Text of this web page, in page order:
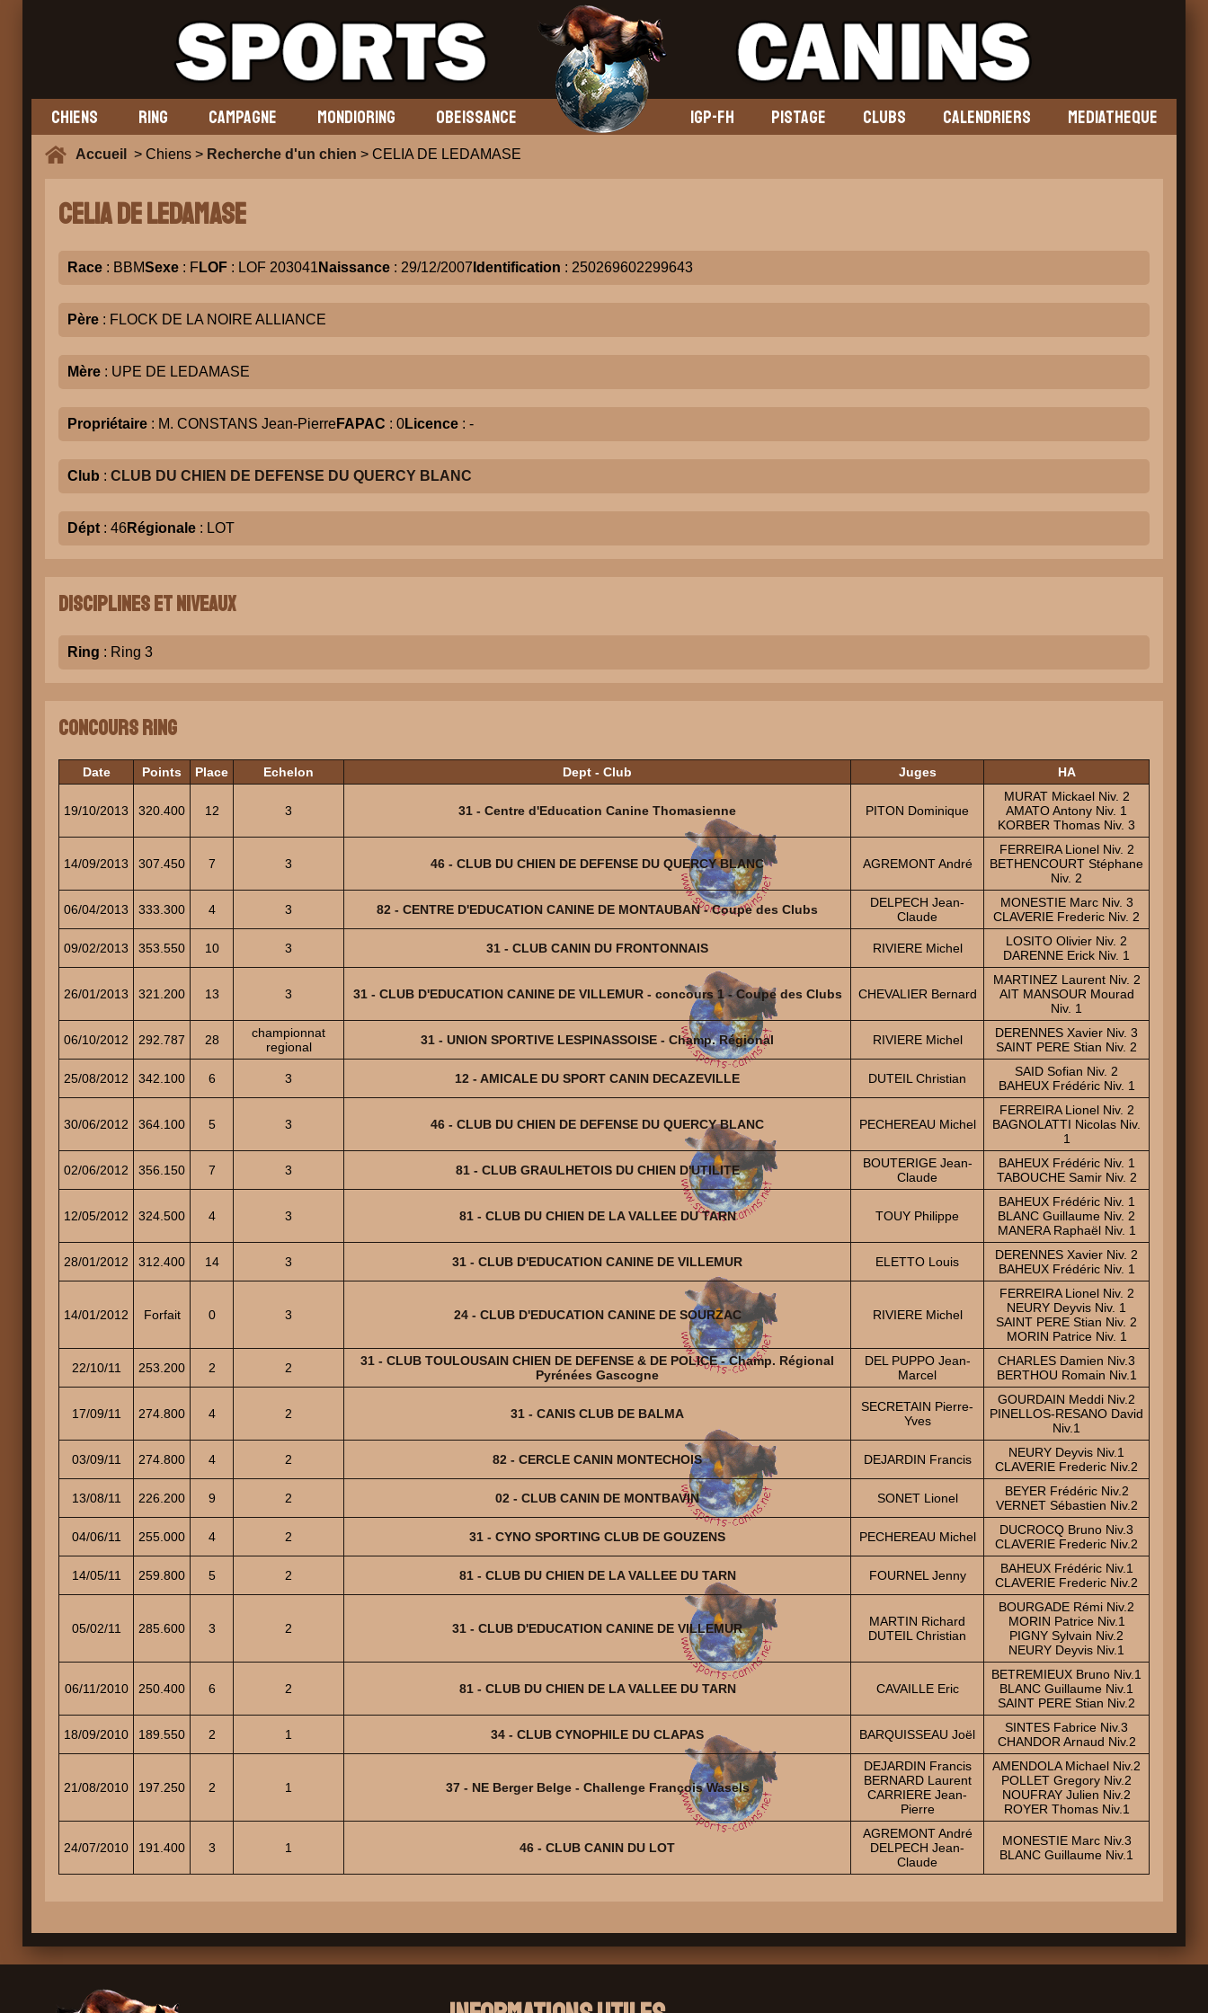
CHIENS RING CAMPAGNE MONDIORING OBEISSANCE IGP-FH PISTAGE CLUBS CALENDRIERS MEDIATHEQUE
Accueil > Chiens > Recherche d'un chien > CELIA DE LEDAMASE
CELIA DE LEDAMASE
Race : BBMSexe : FLOF : LOF 203041 Naissance : 29/12/2007 Identification : 250269602299643
Père : FLOCK DE LA NOIRE ALLIANCE
Mère : UPE DE LEDAMASE
Propriétaire : M. CONSTANS Jean-PierreFAPAC : 0Licence : -
Club : CLUB DU CHIEN DE DEFENSE DU QUERCY BLANC
Dépt : 46Régionale : LOT
Disciplines et niveaux
Ring : Ring 3
Concours Ring
Date Points Place Echelon Dept - Club Juges HA
19/10/2013 320.400 12 3 31 - Centre d'Education Canine Thomasienne PITON Dominique
MURAT Mickael Niv. 2
AMATO Antony Niv. 1
KORBER Thomas Niv. 3
14/09/2013 307.450 7 3 46 - CLUB DU CHIEN DE DEFENSE DU QUERCY BLANC AGREMONT André
FERREIRA Lionel Niv. 2
BETHENCOURT Stéphane
Niv. 2
06/04/2013 333.300 4 3 82 - CENTRE D'EDUCATION CANINE DE MONTAUBAN - Coupe des Clubs
DELPECH Jean-
Claude
MONESTIE Marc Niv. 3
CLAVERIE Frederic Niv. 2
09/02/2013 353.550 10 3 31 - CLUB CANIN DU FRONTONNAIS RIVIERE Michel
LOSITO Olivier Niv. 2
DARENNE Erick Niv. 1
26/01/2013 321.200 13 3 31 - CLUB D'EDUCATION CANINE DE VILLEMUR - concours 1 - Coupe des Clubs CHEVALIER Bernard
MARTINEZ Laurent Niv. 2
AIT MANSOUR Mourad
Niv. 1
06/10/2012 292.787 28
championnat
regional
31 - UNION SPORTIVE LESPINASSOISE - Champ. Régional RIVIERE Michel
DERENNES Xavier Niv. 3
SAINT PERE Stian Niv. 2
25/08/2012 342.100 6 3 12 - AMICALE DU SPORT CANIN DECAZEVILLE DUTEIL Christian
SAID Sofian Niv. 2
BAHEUX Frédéric Niv. 1
30/06/2012 364.100 5 3 46 - CLUB DU CHIEN DE DEFENSE DU QUERCY BLANC PECHEREAU Michel
FERREIRA Lionel Niv. 2
BAGNOLATTI Nicolas Niv.
1
02/06/2012 356.150 7 3 81 - CLUB GRAULHETOIS DU CHIEN D'UTILITE
BOUTERIGE Jean-
Claude
BAHEUX Frédéric Niv. 1
TABOUCHE Samir Niv. 2
12/05/2012 324.500 4 3 81 - CLUB DU CHIEN DE LA VALLEE DU TARN TOUY Philippe
BAHEUX Frédéric Niv. 1
BLANC Guillaume Niv. 2
MANERA Raphaël Niv. 1
28/01/2012 312.400 14 3 31 - CLUB D'EDUCATION CANINE DE VILLEMUR ELETTO Louis
DERENNES Xavier Niv. 2
BAHEUX Frédéric Niv. 1
14/01/2012 Forfait 0 3 24 - CLUB D'EDUCATION CANINE DE SOURZAC RIVIERE Michel
FERREIRA Lionel Niv. 2
NEURY Deyvis Niv. 1
SAINT PERE Stian Niv. 2
MORIN Patrice Niv. 1
22/10/11 253.200 2 2
31 - CLUB TOULOUSAIN CHIEN DE DEFENSE & DE POLICE - Champ. Régional
Pyrénées Gascogne
DEL PUPPO Jean-
Marcel
CHARLES Damien Niv.3
BERTHOU Romain Niv.1
17/09/11 274.800 4 2 31 - CANIS CLUB DE BALMA
SECRETAIN Pierre-
Yves
GOURDAIN Meddi Niv.2
PINELLOS-RESANO David
Niv.1
03/09/11 274.800 4 2 82 - CERCLE CANIN MONTECHOIS DEJARDIN Francis
NEURY Deyvis Niv.1
CLAVERIE Frederic Niv.2
13/08/11 226.200 9 2 02 - CLUB CANIN DE MONTBAVIN SONET Lionel
BEYER Frédéric Niv.2
VERNET Sébastien Niv.2
04/06/11 255.000 4 2 31 - CYNO SPORTING CLUB DE GOUZENS PECHEREAU Michel
DUCROCQ Bruno Niv.3
CLAVERIE Frederic Niv.2
14/05/11 259.800 5 2 81 - CLUB DU CHIEN DE LA VALLEE DU TARN FOURNEL Jenny
BAHEUX Frédéric Niv.1
CLAVERIE Frederic Niv.2
05/02/11 285.600 3 2 31 - CLUB D'EDUCATION CANINE DE VILLEMUR
MARTIN Richard
DUTEIL Christian
BOURGADE Rémi Niv.2
MORIN Patrice Niv.1
PIGNY Sylvain Niv.2
NEURY Deyvis Niv.1
06/11/2010 250.400 6 2 81 - CLUB DU CHIEN DE LA VALLEE DU TARN CAVAILLE Eric
BETREMIEUX Bruno Niv.1
BLANC Guillaume Niv.1
SAINT PERE Stian Niv.2
18/09/2010 189.550 2 1 34 - CLUB CYNOPHILE DU CLAPAS BARQUISSEAU Joël
SINTES Fabrice Niv.3
CHANDOR Arnaud Niv.2
21/08/2010 197.250 2 1 37 - NE Berger Belge - Challenge François Wasels
DEJARDIN Francis
BERNARD Laurent
CARRIERE Jean-
Pierre
AMENDOLA Michael Niv.2
POLLET Gregory Niv.2
NOUFRAY Julien Niv.2
ROYER Thomas Niv.1
24/07/2010 191.400 3 1 46 - CLUB CANIN DU LOT
AGREMONT André
DELPECH Jean-
Claude
MONESTIE Marc Niv.3
BLANC Guillaume Niv.1